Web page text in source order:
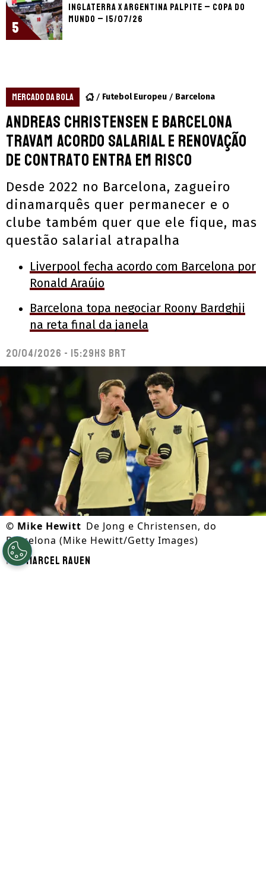
5
Inglaterra x Argentina palpite – Copa do
Mundo – 15/07/26
MERCADO DA BOLA Futebol Europeu Barcelona
Andreas Christensen e Barcelona
travam acordo salarial e renovação
de contrato entra em risco
Desde 2022 no Barcelona, zagueiro
dinamarquês quer permanecer e o
clube também quer que ele fique, mas
questão salarial atrapalha
Liverpool fecha acordo com Barcelona por
Ronald Araújo
Barcelona topa negociar Roony Bardghji
na reta final da janela
20/04/2026 - 15:29hs BRT
© Mike Hewitt De Jong e Christensen, do
Barcelona (Mike Hewitt/Getty Images)
PorMarcel Rauen